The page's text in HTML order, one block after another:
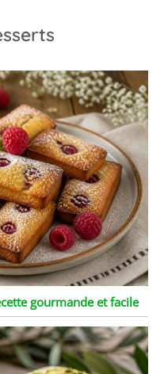
gourmande et facile